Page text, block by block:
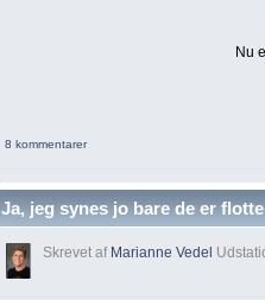
Nu
8 kommentarer
Ja, jeg synes jo bare de er flotte
Skrevet af Marianne Vedel